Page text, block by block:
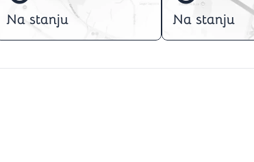
Na stanju Na stanju